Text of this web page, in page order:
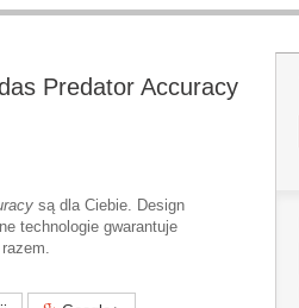
Predator Accuracy
są dla Ciebie. Design
technologie gwarantuje